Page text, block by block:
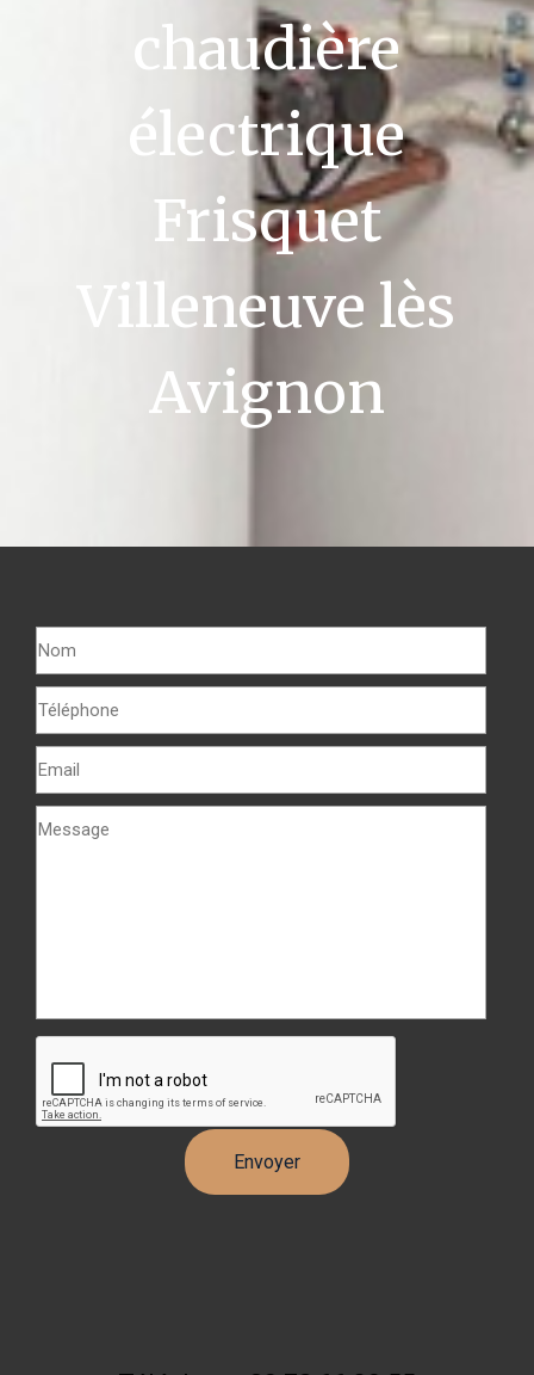
chaudière
électrique
Frisquet
Villeneuve lès
Avignon